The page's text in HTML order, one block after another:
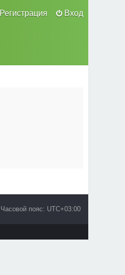
Вход
Регистрация
Часовой пояс: UTC+03:00